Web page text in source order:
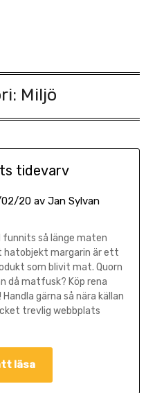
Miljö
tidevarv
02/20av Jan Sylvan
funnits så länge maten
hatobjekt margarin är ett
som blivit mat. Quorn
då matfusk? Köp rena
gärna så nära källan
trevlig webbplats
läsa